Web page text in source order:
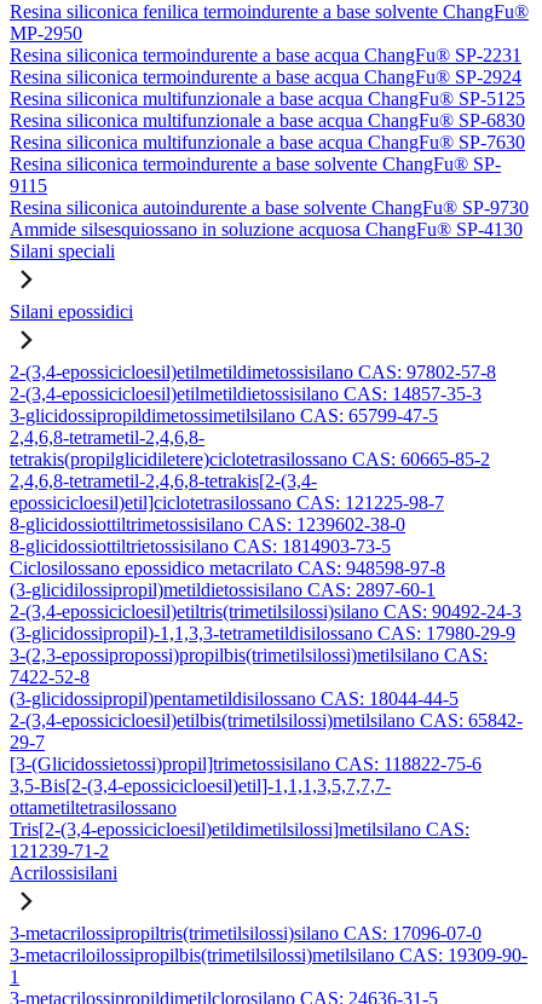
Resina siliconica fenilica termoindurente a base solvente ChangFu®
MP-2950
Resina siliconica termoindurente a base acqua ChangFu® SP-2231
Resina siliconica termoindurente a base acqua ChangFu® SP-2924
Resina siliconica multifunzionale a base acqua ChangFu® SP-5125
Resina siliconica multifunzionale a base acqua ChangFu® SP-6830
Resina siliconica multifunzionale a base acqua ChangFu® SP-7630
Resina siliconica termoindurente a base solvente ChangFu® SP-
9115
Resina siliconica autoindurente a base solvente ChangFu® SP-9730
Ammide silsesquiossano in soluzione acquosa ChangFu® SP-4130
Silani speciali
Silani epossidici
2-(3,4-epossicicloesil)etilmetildimetossisilano CAS: 97802-57-8
2-(3,4-epossicicloesil)etilmetildietossisilano CAS: 14857-35-3
3-glicidossipropildimetossimetilsilano CAS: 65799-47-5
2,4,6,8-tetrametil-2,4,6,8-
tetrakis(propilglicidiletere)ciclotetrasilossano CAS: 60665-85-2
2,4,6,8-tetrametil-2,4,6,8-tetrakis[2-(3,4-
epossicicloesil)etil]ciclotetrasilossano CAS: 121225-98-7
8-glicidossiottiltrimetossisilano CAS: 1239602-38-0
8-glicidossiottiltrietossisilano CAS: 1814903-73-5
Ciclosilossano epossidico metacrilato CAS: 948598-97-8
(3-glicidilossipropil)metildietossisilano CAS: 2897-60-1
2-(3,4-epossicicloesil)etiltris(trimetilsilossi)silano CAS: 90492-24-3
(3-glicidossipropil)-1,1,3,3-tetrametildisilossano CAS: 17980-29-9
3-(2,3-epossipropossi)propilbis(trimetilsilossi)metilsilano CAS:
7422-52-8
(3-glicidossipropil)pentametildisilossano CAS: 18044-44-5
2-(3,4-epossicicloesil)etilbis(trimetilsilossi)metilsilano CAS: 65842-
29-7
[3-(Glicidossietossi)propil]trimetossisilano CAS: 118822-75-6
3,5-Bis[2-(3,4-epossicicloesil)etil]-1,1,1,3,5,7,7,7-
ottametiltetrasilossano
Tris[2-(3,4-epossicicloesil)etildimetilsilossi]metilsilano CAS:
121239-71-2
Acrilossisilani
3-metacrilossipropiltris(trimetilsilossi)silano CAS: 17096-07-0
3-metacriloilossipropilbis(trimetilsilossi)metilsilano CAS: 19309-90-
1
3-metacrilossipropildimetilclorosilano CAS: 24636-31-5